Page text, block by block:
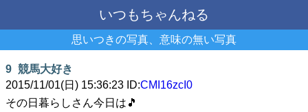
いつもちゃんねる
思いつきの写真、意味の無い写真
9 競馬大好き
2015/11/01(日) 15:36:23 ID:CMI16zcI0
その日暮らしさん今日は🎵